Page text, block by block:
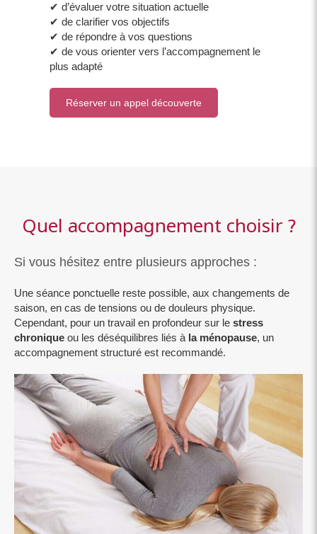
✔ d’évaluer votre situation actuelle
✔ de clarifier vos objectifs
✔ de répondre à vos questions
✔ de vous orienter vers l’accompagnement le
plus adapté
Réserver un appel découverte
Quel accompagnement choisir ?
Si vous hésitez entre plusieurs approches :
Une séance ponctuelle reste possible, aux changements de
saison, en cas de tensions ou de douleurs physique.
Cependant, pour un travail en profondeur sur le stress
chronique ou les déséquilibres liés à la ménopause, un
accompagnement structuré est recommandé.